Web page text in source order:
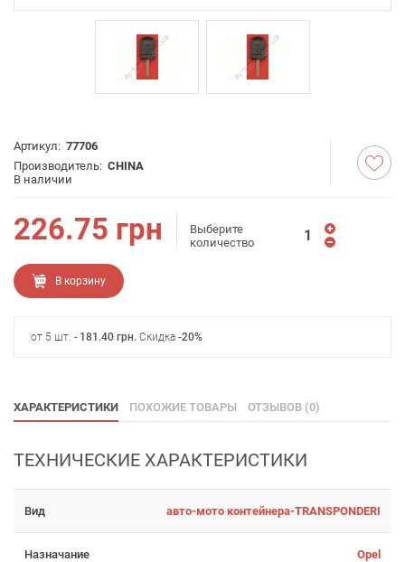
Артикул: 77706
Производитель: CHINA
В наличии
226.75 грн
Выберите
количество
В корзину
от 5 шт. - 181.40 грн. Скидка -20%
ХАРАКТЕРИСТИКИ ПОХОЖИЕ ТОВАРЫ ОТЗЫВОВ (0)
ТЕХНИЧЕСКИЕ ХАРАКТЕРИСТИКИ
Вид авто-мото контейнера-TRANSPONDERI
Назначание Opel